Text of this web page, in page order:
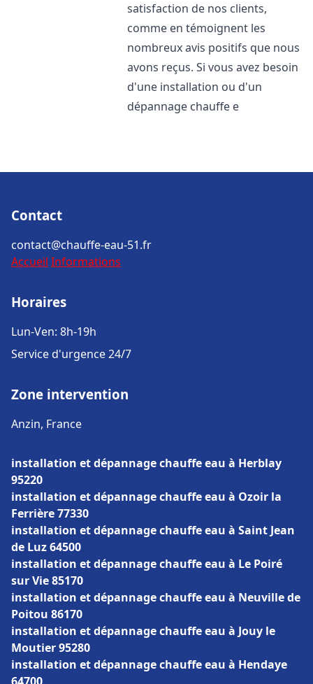
satisfaction de nos clients,
comme en témoignent les
nombreux avis positifs que nous
avons reçus. Si vous avez besoin
d'une installation ou d'un
dépannage chauffe e
Contact
contact@chauffe-eau-51.fr
Accueil Informations
Horaires
Lun-Ven: 8h-19h
Service d'urgence 24/7
Zone intervention
Anzin, France
installation et dépannage chauffe eau à Herblay
95220
installation et dépannage chauffe eau à Ozoir la
Ferrière 77330
installation et dépannage chauffe eau à Saint Jean
de Luz 64500
installation et dépannage chauffe eau à Le Poiré
sur Vie 85170
installation et dépannage chauffe eau à Neuville de
Poitou 86170
installation et dépannage chauffe eau à Jouy le
Moutier 95280
installation et dépannage chauffe eau à Hendaye